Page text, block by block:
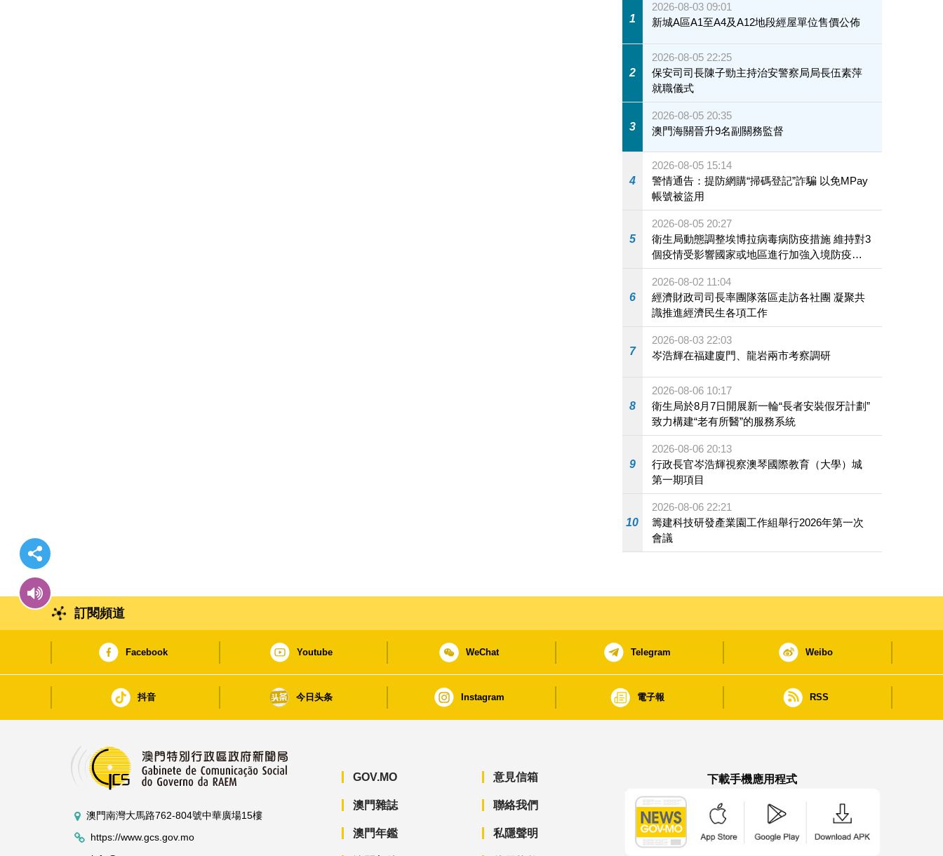
1
2026-08-03 09:01
新城A區A1至A4及A12地段經屋單位售價公佈
2
2026-08-05 22:25
保安司司長陳子勁主持治安警察局局長伍素萍
就職儀式
3
2026-08-05 20:35
澳門海關晉升9名副關務監督
4
2026-08-05 15:14
警情通告：提防網購“掃碼登記”詐騙 以免MPay
帳號被盜用
5
2026-08-05 20:27
衛生局動態調整埃博拉病毒病防疫措施 維持對3
個疫情受影響國家或地區進行加強入境防疫措
施
6
2026-08-02 11:04
經濟財政司司長率團隊落區走訪各社團 凝聚共
識推進經濟民生各項工作
7
2026-08-03 22:03
岑浩輝在福建廈門、龍岩兩市考察調研
8
2026-08-06 10:17
衛生局於8月7日開展新一輪“長者安裝假牙計劃”
致力構建“老有所醫”的服務系統
9
2026-08-06 20:13
行政長官岑浩輝視察澳琴國際教育（大學）城
第一期項目
10
2026-08-06 22:21
籌建科技研發產業園工作組舉行2026年第一次
會議
訂閱頻道
Facebook Youtube WeChat Telegram Weibo
抖音 今日头条 Instagram 電子報 RSS
澳門南灣大馬路762-804號中華廣場15樓
https://www.gcs.gov.mo
GOV.MO
澳門雜誌
澳門年鑑
意見信箱
聯絡我們
私隱聲明
下載手機應用程式